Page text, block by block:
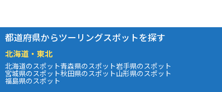
都道府県からツーリングスポットを探す
北海道・東北
北海道のスポット青森県のスポット岩手県のスポット
宮城県のスポット秋田県のスポット山形県のスポット
福島県のスポット